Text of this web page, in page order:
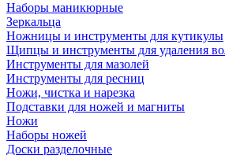
Наборы маникюрные
Зеркальца
Ножницы и инструменты для кутикулы
Щипцы и инструменты для удаления
Инструменты для мазолей
Инструменты для ресниц
Ножи, чистка и нарезка
Подставки для ножей и магниты
Ножи
Наборы ножей
Доски разделочные